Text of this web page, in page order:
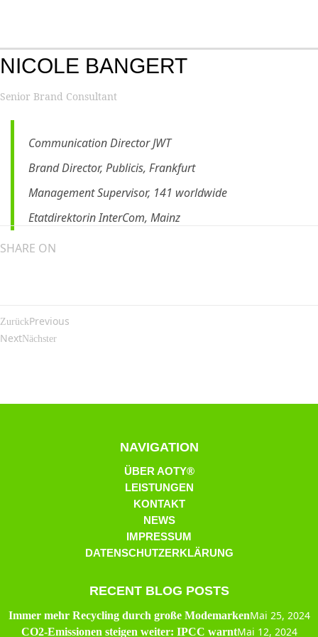
NICOLE BANGERT
Senior Brand Consultant
Communication Director JWT
Brand Director, Publicis, Frankfurt
Management Supervisor, 141 worldwide
Etatdirektorin InterCom, Mainz
SHARE ON
ZurückPrevious
NextNächster
NAVIGATION
ÜBER AOTY®
LEISTUNGEN
KONTAKT
NEWS
IMPRESSUM
DATENSCHUTZERKLÄRUNG
RECENT BLOG POSTS
Immer mehr Recycling durch große ModemarkenMai 25, 2024
CO2-Emissionen steigen weiter: IPCC warntMai 12, 2024